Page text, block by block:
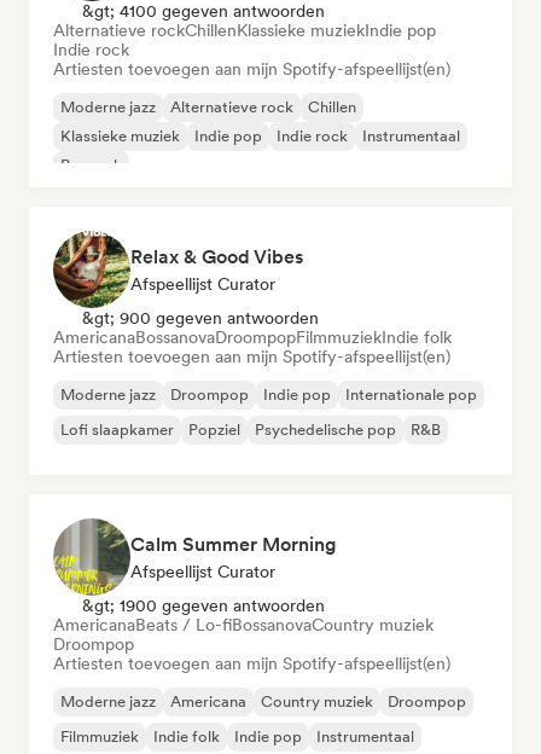
&gt; 4100 gegeven antwoorden
Alternatieve rockChillenKlassieke muziekIndie pop
Indie rock
Artiesten toevoegen aan mijn Spotify-afspeellijst(en)
Moderne jazz Alternatieve rock
Chillen
Klassieke muziek
Indie pop Indie rock
Instrumentaal
Poprock
Relax & Good Vibes
Afspeellijst Curator
&gt; 900 gegeven antwoorden
AmericanaBossanovaDroompopFilmmuziekIndie folk
Artiesten toevoegen aan mijn Spotify-afspeellijst(en)
Moderne jazz Droompop Indie pop
Internationale pop
Lofi slaapkamer
Popziel Psychedelische pop R&B
Calm Summer Morning
Afspeellijst Curator
&gt; 1900 gegeven antwoorden
AmericanaBeats / Lo-fiBossanovaCountry muziek
Droompop
Artiesten toevoegen aan mijn Spotify-afspeellijst(en)
Moderne jazz Americana Country muziek
Droompop
Filmmuziek
Indie folk Indie pop Instrumentaal